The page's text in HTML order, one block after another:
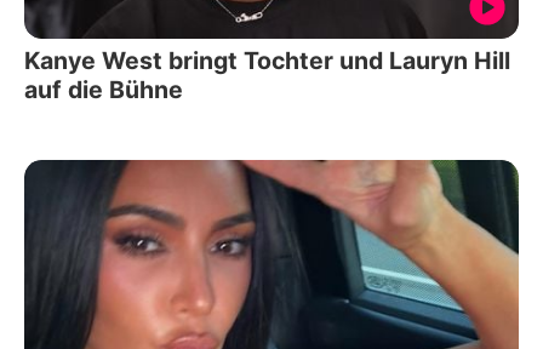
Kanye West bringt Tochter und Lauryn Hill
auf die Bühne